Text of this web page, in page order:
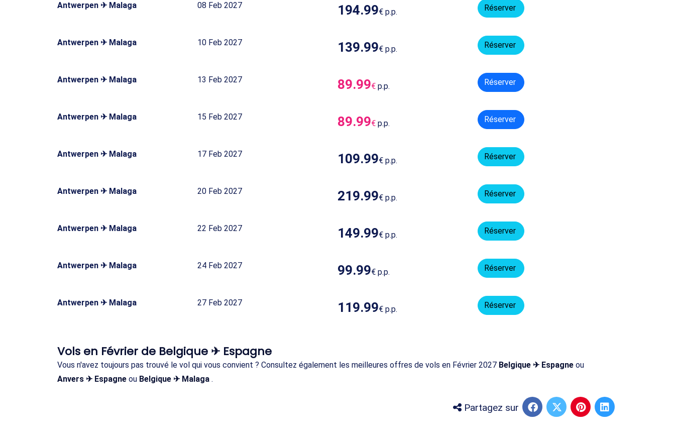
Antwerpen ✈ Malaga 08 Feb 2027 194.99€ p.p. Réserver
Antwerpen ✈ Malaga 10 Feb 2027 139.99€ p.p. Réserver
Antwerpen ✈ Malaga 13 Feb 2027 89.99€ p.p. Réserver
Antwerpen ✈ Malaga 15 Feb 2027 89.99€ p.p. Réserver
Antwerpen ✈ Malaga 17 Feb 2027 109.99€ p.p. Réserver
Antwerpen ✈ Malaga 20 Feb 2027 219.99€ p.p. Réserver
Antwerpen ✈ Malaga 22 Feb 2027 149.99€ p.p. Réserver
Antwerpen ✈ Malaga 24 Feb 2027 99.99€ p.p. Réserver
Antwerpen ✈ Malaga 27 Feb 2027 119.99€ p.p. Réserver
Vols en Février de Belgique ✈ Espagne
Vous n'avez toujours pas trouvé le vol qui vous convient ? Consultez également les meilleures offres de vols en Février 2027 Belgique ✈ Espagne ou
Anvers ✈ Espagne ou Belgique ✈ Malaga .
Partagez sur